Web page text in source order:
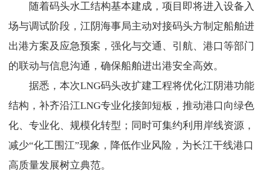
随着码头水工结构基本建成，项目即将进入设备入
场与调试阶段，江阴海事局主动对接码头方制定船舶进
出港方案及应急预案，强化与交通、引航、港口等部门
的联动与信息沟通，确保船舶进出港安全高效。
据悉，本次LNG码头改扩建工程将优化江阴港功能
结构，补齐沿江LNG专业化接卸短板，推动港口向绿色
化、专业化、规模化转型；同时可集约利用岸线资源，
减少“化工围江”现象，降低作业风险，为长江干线港口
高质量发展树立典范。